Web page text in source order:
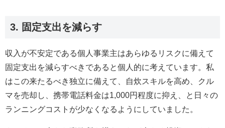
3. 固定支出を減らす
収入が不安定である個人事業主はあらゆるリスクに備えて
固定支出を減らすべきであると個人的に考えています。私
はこの来たるべき独立に備えて、自炊スキルを高め、クル
マを売却し、携帯電話料金は1,000円程度に抑え、と日々の
ランニングコストが少なくなるようにしていました。